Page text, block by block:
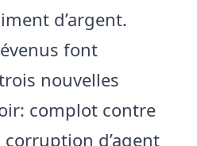
d’argent.
font
nouvelles
complot contre
corruption d’agent